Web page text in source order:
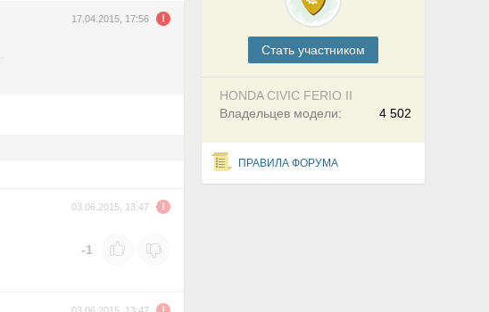
Cтать участником
HONDA CIVIC FERIO II
4 502
Владельцев модели:
ПРАВИЛА ФОРУМА
17.04.2015, 17:56
03.06.2015, 13:47
-1